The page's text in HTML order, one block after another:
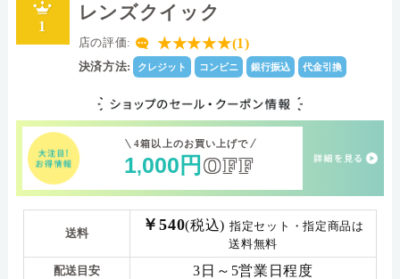
中心厚(-3.00D) 0.1 ベースカーブ(BC)
Dk値(酸素透過係
12.8
-10.00D（0.50Dステップ）
1
レンズクイック
店の評価: ★★★★★(1)
決済方法: クレジット コンビニ 銀行振込 代金引換
4箱以上のお買い上げで
1,000 円 OFF
送料 ￥540(税込) 指定セット・指定商品は
送料無料
配送目安 3日～5営業日程度